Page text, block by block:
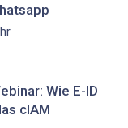
Wie E-ID
cIAM